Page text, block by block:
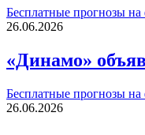
Бесплатные прогнозы на
26.06.2026
«Динамо»
Бесплатные прогнозы на
26.06.2026